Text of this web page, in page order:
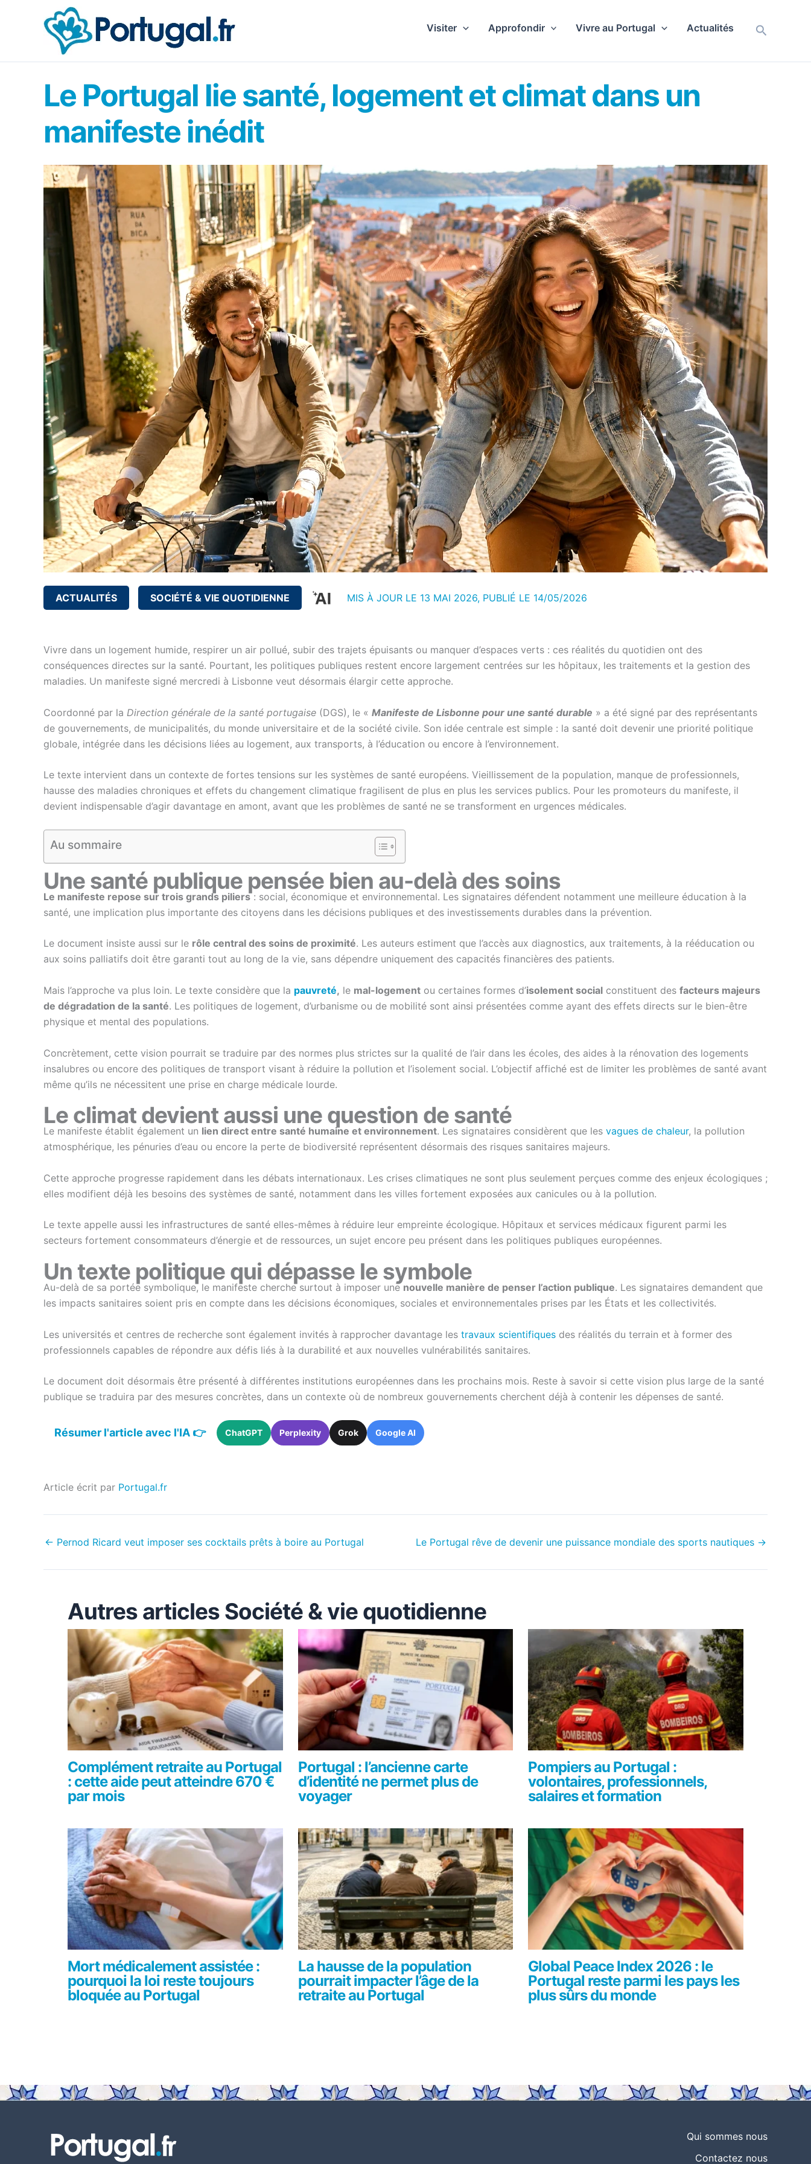
Visiter Approfondir Vivre au Portugal Actualités
Le Portugal lie santé, logement et climat dans un
manifeste inédit
ACTUALITÉS SOCIÉTÉ & VIE QUOTIDIENNE MIS À JOUR LE 13 MAI 2026, PUBLIÉ LE 14/05/2026
Vivre dans un logement humide, respirer un air pollué, subir des trajets épuisants ou manquer d’espaces verts : ces réalités du quotidien ont des
conséquences directes sur la santé. Pourtant, les politiques publiques restent encore largement centrées sur les hôpitaux, les traitements et la gestion des
maladies. Un manifeste signé mercredi à Lisbonne veut désormais élargir cette approche.
Coordonné par la Direction générale de la santé portugaise (DGS), le « Manifeste de Lisbonne pour une santé durable » a été signé par des représentants
de gouvernements, de municipalités, du monde universitaire et de la société civile. Son idée centrale est simple : la santé doit devenir une priorité politique
globale, intégrée dans les décisions liées au logement, aux transports, à l’éducation ou encore à l’environnement.
Le texte intervient dans un contexte de fortes tensions sur les systèmes de santé européens. Vieillissement de la population, manque de professionnels,
hausse des maladies chroniques et effets du changement climatique fragilisent de plus en plus les services publics. Pour les promoteurs du manifeste, il
devient indispensable d’agir davantage en amont, avant que les problèmes de santé ne se transforment en urgences médicales.
Au sommaire
Une santé publique pensée bien au-delà des soins
Le manifeste repose sur trois grands piliers: social, économique et environnemental. Les signataires défendent notamment une meilleure éducation à la
santé, une implication plus importante des citoyens dans les décisions publiques et des investissements durables dans la prévention.
Le document insiste aussi sur le rôle central des soins de proximité. Les auteurs estiment que l’accès aux diagnostics, aux traitements, à la rééducation ou
aux soins palliatifs doit être garanti tout au long de la vie, sans dépendre uniquement des capacités financières des patients.
Mais l’approche va plus loin. Le texte considère que la pauvreté, le mal-logement ou certaines formes d’isolement social constituent des facteurs majeurs
de dégradation de la santé. Les politiques de logement, d’urbanisme ou de mobilité sont ainsi présentées comme ayant des effets directs sur le bien-être
physique et mental des populations.
Concrètement, cette vision pourrait se traduire par des normes plus strictes sur la qualité de l’air dans les écoles, des aides à la rénovation des logements
insalubres ou encore des politiques de transport visant à réduire la pollution et l’isolement social. L’objectif affiché est de limiter les problèmes de santé avant
même qu’ils ne nécessitent une prise en charge médicale lourde.
Le climat devient aussi une question de santé
Le manifeste établit également un lien direct entre santé humaine et environnement. Les signataires considèrent que les vagues de chaleur, la pollution
atmosphérique, les pénuries d’eau ou encore la perte de biodiversité représentent désormais des risques sanitaires majeurs.
Cette approche progresse rapidement dans les débats internationaux. Les crises climatiques ne sont plus seulement perçues comme des enjeux écologiques ;
elles modifient déjà les besoins des systèmes de santé, notamment dans les villes fortement exposées aux canicules ou à la pollution.
Le texte appelle aussi les infrastructures de santé elles-mêmes à réduire leur empreinte écologique. Hôpitaux et services médicaux figurent parmi les
secteurs fortement consommateurs d’énergie et de ressources, un sujet encore peu présent dans les politiques publiques européennes.
Un texte politique qui dépasse le symbole
Au-delà de sa portée symbolique, le manifeste cherche surtout à imposer une nouvelle manière de penser l’action publique. Les signataires demandent que
les impacts sanitaires soient pris en compte dans les décisions économiques, sociales et environnementales prises par les États et les collectivités.
Les universités et centres de recherche sont également invités à rapprocher davantage les travaux scientifiques des réalités du terrain et à former des
professionnels capables de répondre aux défis liés à la durabilité et aux nouvelles vulnérabilités sanitaires.
Le document doit désormais être présenté à différentes institutions européennes dans les prochains mois. Reste à savoir si cette vision plus large de la santé
publique se traduira par des mesures concrètes, dans un contexte où de nombreux gouvernements cherchent déjà à contenir les dépenses de santé.
Résumer l'article avec l'IA 👉 ChatGPT Perplexity Grok Google AI
Article écrit par Portugal.fr
← Pernod Ricard veut imposer ses cocktails prêts à boire au Portugal Le Portugal rêve de devenir une puissance mondiale des sports nautiques →
Autres articles Société & vie quotidienne
Complément retraite au Portugal
: cette aide peut atteindre 670 €
par mois
Portugal : l’ancienne carte
d’identité ne permet plus de
voyager
Pompiers au Portugal :
volontaires, professionnels,
salaires et formation
Mort médicalement assistée :
pourquoi la loi reste toujours
bloquée au Portugal
La hausse de la population
pourrait impacter l’âge de la
retraite au Portugal
Global Peace Index 2026 : le
Portugal reste parmi les pays les
plus sûrs du monde
Qui sommes nous
Contactez nous